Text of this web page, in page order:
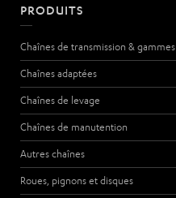
PRODUITS
Chaînes de transmission & gammes
Chaînes adaptées
Chaînes de levage
Chaînes de manutention
Autres chaînes
Roues, pignons et disques